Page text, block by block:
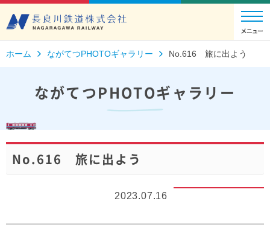
ホーム ながてつPHOTOギャラリー No.616 旅に出よう
ながてつPHOTOギャラリー
No.616 旅に出よう
2023.07.16